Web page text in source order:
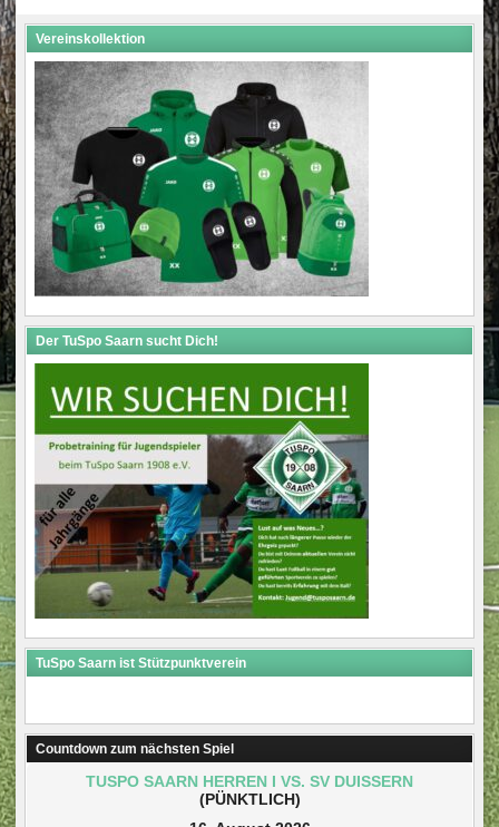
Vereinskollektion
Der TuSpo Saarn sucht Dich!
TuSpo Saarn ist Stützpunktverein
Countdown zum nächsten Spiel
TUSPO SAARN HERREN I VS. SV DUISSERN
(PÜNKTLICH)